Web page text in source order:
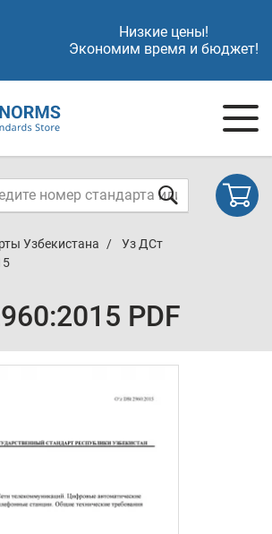
Низкие цены!
Экономим время и бюджет!
Узбекистана
Уз ДСт
PDF